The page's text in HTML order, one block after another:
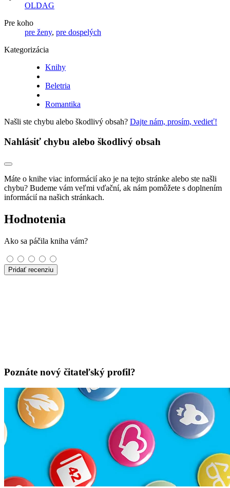
OLDAG
Pre koho
pre ženy, pre dospelých
Kategorizácia
Knihy
Beletria
Romantika
Našli ste chybu alebo škodlivý obsah? Dajte nám, prosím, vedieť!
Nahlásiť chybu alebo škodlivý obsah
Máte o knihe viac informácií ako je na tejto stránke alebo ste našli
chybu? Budeme vám veľmi vďační, ak nám pomôžete s doplnením
informácií na našich stránkach.
Hodnotenia
Ako sa páčila kniha vám?
Pridať recenziu
Poznáte nový čitateľský profil?